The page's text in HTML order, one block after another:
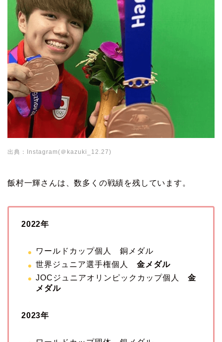
出典：Instagram(＠kazuki_12.27)
飯村一輝さんは、数多くの戦績を残しています。
2022年
ワールドカップ個人 銅メダル
世界ジュニア選手権個人 金メダル
JOCジュニアオリンピックカップ個人 金
メダル
2023年